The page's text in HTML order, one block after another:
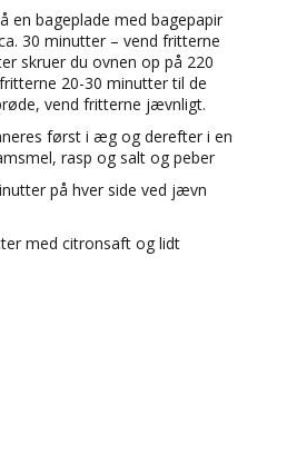
en bageplade med bagepapir
30 minutter – vend fritterne
skruer du ovnen op på 220
20-30 minutter til de
vend fritterne jævnligt.
først i æg og derefter i en
rasp og salt og peber
på hver side ved jævn
med citronsaft og lidt